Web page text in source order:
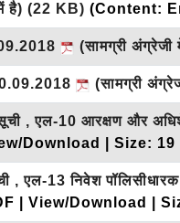
है) (22 KB) (Content:
(सामग्री अंग्रेजी
(सामग्री
, एल-10 आरक्षण
Download | Size: 19
एल-13 निवेश
| View/Download |